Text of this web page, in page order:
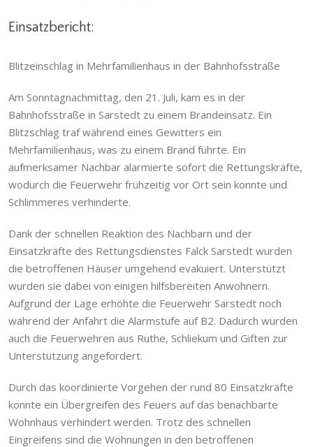
Einsatzbericht:
Blitzeinschlag in Mehrfamilienhaus in der Bahnhofsstraße
Am Sonntagnachmittag, den 21. Juli, kam es in der
Bahnhofsstraße in Sarstedt zu einem Brandeinsatz. Ein
Blitzschlag traf während eines Gewitters ein
Mehrfamilienhaus, was zu einem Brand führte. Ein
aufmerksamer Nachbar alarmierte sofort die Rettungskräfte,
wodurch die Feuerwehr frühzeitig vor Ort sein konnte und
Schlimmeres verhinderte.
Dank der schnellen Reaktion des Nachbarn und der
Einsatzkräfte des Rettungsdienstes Falck Sarstedt wurden
die betroffenen Häuser umgehend evakuiert. Unterstützt
wurden sie dabei von einigen hilfsbereiten Anwohnern.
Aufgrund der Lage erhöhte die Feuerwehr Sarstedt noch
während der Anfahrt die Alarmstufe auf B2. Dadurch wurden
auch die Feuerwehren aus Ruthe, Schliekum und Giften zur
Unterstützung angefordert.
Durch das koordinierte Vorgehen der rund 80 Einsatzkräfte
konnte ein Übergreifen des Feuers auf das benachbarte
Wohnhaus verhindert werden. Trotz des schnellen
Eingreifens sind die Wohnungen in den betroffenen